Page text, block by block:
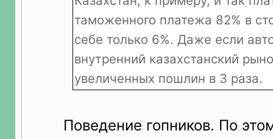
таможенного платежа 82% в
себе только 6%. Даже если
внутренний казахстанский
увеличенных пошлин в 3 раза.
Поведение гопников. По